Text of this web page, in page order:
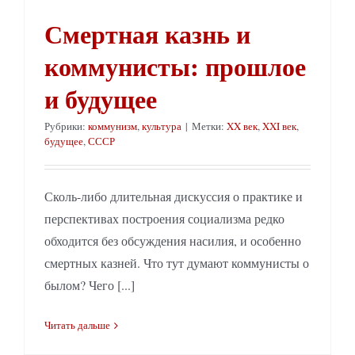
Смертная казнь и
коммунисты: прошлое
и будущее
Рубрики: коммунизм,культура | Метки: XX век,XXI век,
будущее,СССР
Сколь-либо длительная дискуссия о практике и
перспективах построения социализма редко
обходится без обсуждения насилия, и особенно
смертных казней. Что тут думают коммунисты о
былом? Чего [...]
Читать дальше